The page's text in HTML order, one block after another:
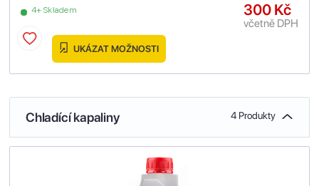
4+ Skladem 300 Kč
včetně DPH
UKÁZAT MOŽNOSTI
Chladící kapaliny 4 Produkty